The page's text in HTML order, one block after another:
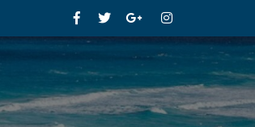
FacebookTwitterGoogle+Instagram